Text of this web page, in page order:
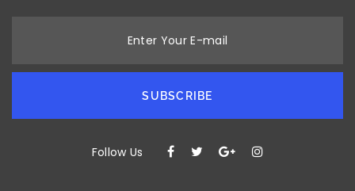
Enter Your E-mail
SUBSCRIBE
Follow Us